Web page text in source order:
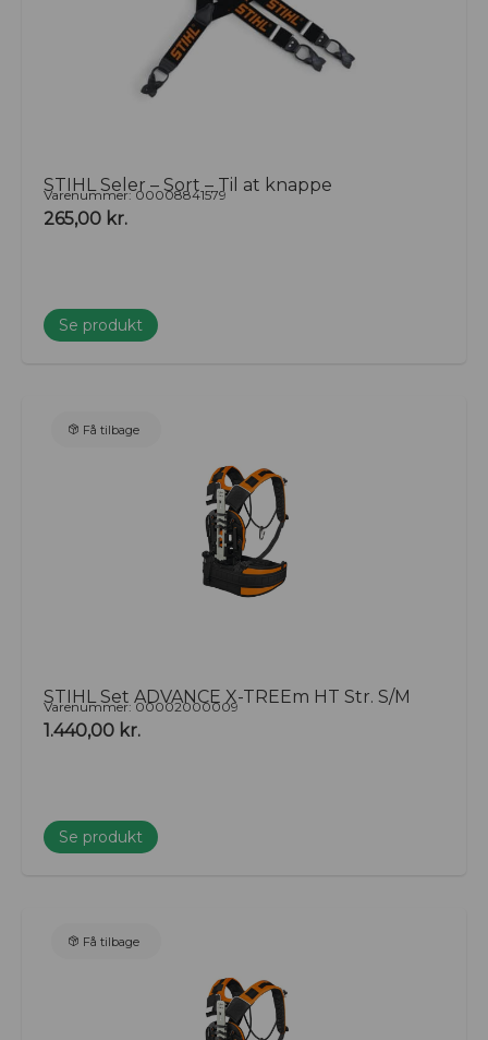
STIHL Seler – Sort – Til at knappe
Varenummer: 00008841579
265,00 kr.
Se produkt
Få tilbage
STIHL Set ADVANCE X-TREEm HT Str. S/M
Varenummer: 00002000009
1.440,00 kr.
Se produkt
Få tilbage